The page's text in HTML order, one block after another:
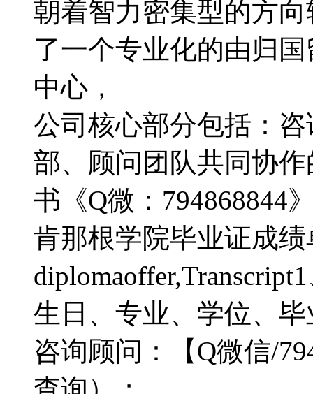
朝着智力密集型的方向
了一个专业化的由归
中心，
公司核心部分包括：
部、顾问团队共同协
书《Q微：794868844
肯那根学院毕业证成绩
生日、专业、学位、
咨询顾问：【Q微信/